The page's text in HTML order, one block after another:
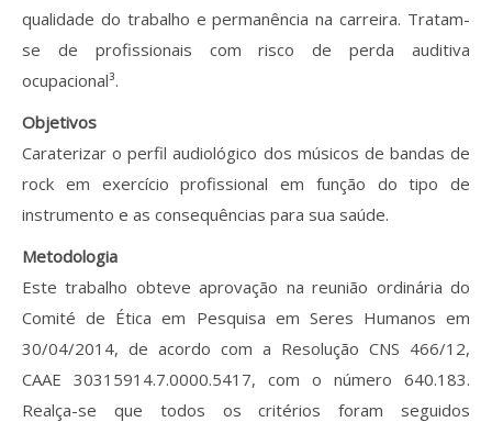
qualidade do trabalho e permanência na carreira. Tratam-
se de profissionais com risco de perda auditiva
ocupacional³.
Objetivos
Caraterizar o perfil audiológico dos músicos de bandas de
rock em exercício profissional em função do tipo de
instrumento e as consequências para sua saúde.
Metodologia
Este trabalho obteve aprovação na reunião ordinária do
Comité de Ética em Pesquisa em Seres Humanos em
30/04/2014, de acordo com a Resolução CNS 466/12,
CAAE 30315914.7.0000.5417, com o número 640.183.
Realça-se que todos os critérios foram seguidos